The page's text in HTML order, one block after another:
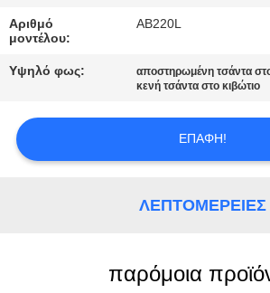
ΜΑΣ
ΕΛΆΤΕ
ΕΠΑΦΉ
ΜΕ
ΠΕΡΙΠΤΏΣΕΙΣ
Αριθμό
μοντέλου:
AB220L
Υψηλό φως: αποστηρωμένη τσάντα
κενή τσάντα στο κιβώτιο
ΕΠΑΦΉ!
ΛΕΠΤΟΜΈΡΕΙΕΣ
παρόμοια